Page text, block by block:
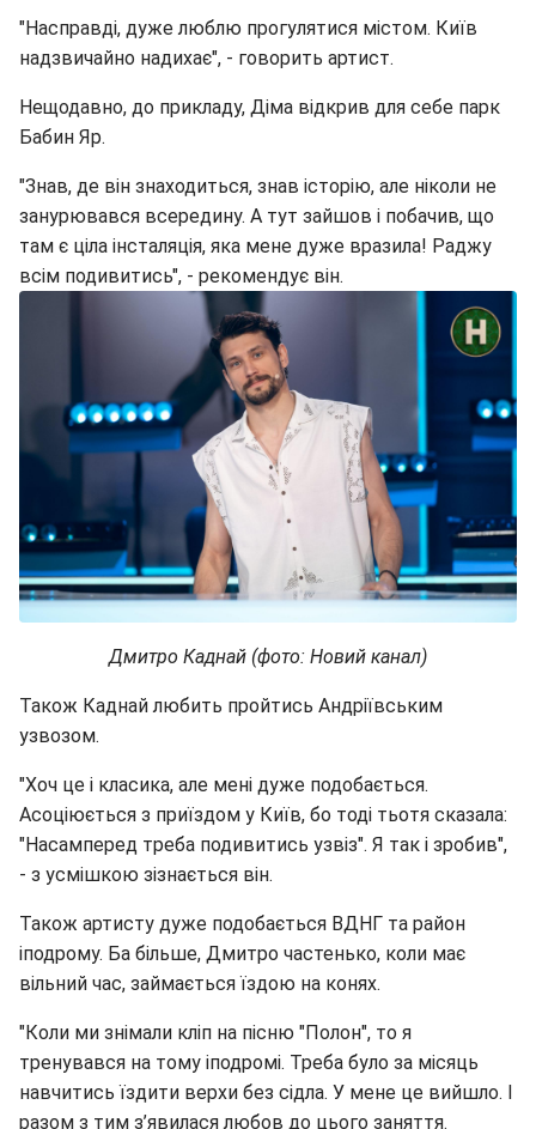
"Насправді, дуже люблю прогулятися містом. Київ
надзвичайно надихає", - говорить артист.
Нещодавно, до прикладу, Діма відкрив для себе парк
Бабин Яр.
"Знав, де він знаходиться, знав історію, але ніколи не
занурювався всередину. А тут зайшов і побачив, що
там є ціла інсталяція, яка мене дуже вразила! Раджу
всім подивитись", - рекомендує він.
Дмитро Каднай (фото: Новий канал)
Також Каднай любить пройтись Андріївським
узвозом.
"Хоч це і класика, але мені дуже подобається.
Асоціюється з приїздом у Київ, бо тоді тьотя сказала:
"Насамперед треба подивитись узвіз". Я так і зробив",
- з усмішкою зізнається він.
Також артисту дуже подобається ВДНГ та район
іподрому. Ба більше, Дмитро частенько, коли має
вільний час, займається їздою на конях.
"Коли ми знімали кліп на пісню "Полон", то я
тренувався на тому іподромі. Треба було за місяць
навчитись їздити верхи без сідла. У мене це вийшло. І
разом з тим з’явилася любов до цього заняття.